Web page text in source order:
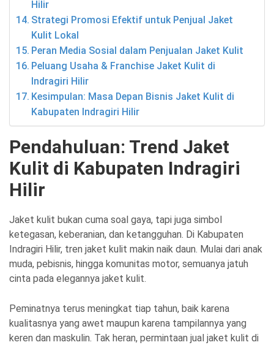
Hilir
Strategi Promosi Efektif untuk Penjual Jaket
Kulit Lokal
Peran Media Sosial dalam Penjualan Jaket Kulit
Peluang Usaha & Franchise Jaket Kulit di
Indragiri Hilir
Kesimpulan: Masa Depan Bisnis Jaket Kulit di
Kabupaten Indragiri Hilir
Pendahuluan: Trend Jaket
Kulit di Kabupaten Indragiri
Hilir
Jaket kulit bukan cuma soal gaya, tapi juga simbol
ketegasan, keberanian, dan ketangguhan. Di Kabupaten
Indragiri Hilir, tren jaket kulit makin naik daun. Mulai dari anak
muda, pebisnis, hingga komunitas motor, semuanya jatuh
cinta pada elegannya jaket kulit.
Peminatnya terus meningkat tiap tahun, baik karena
kualitasnya yang awet maupun karena tampilannya yang
keren dan maskulin. Tak heran, permintaan jual jaket kulit di